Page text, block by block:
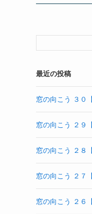
最近の投稿
窓の向こう ３０
窓の向こう ２９
窓の向こう ２８
窓の向こう ２７
窓の向こう ２６